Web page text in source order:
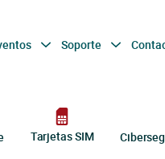
Soporte
Tarjetas SIM